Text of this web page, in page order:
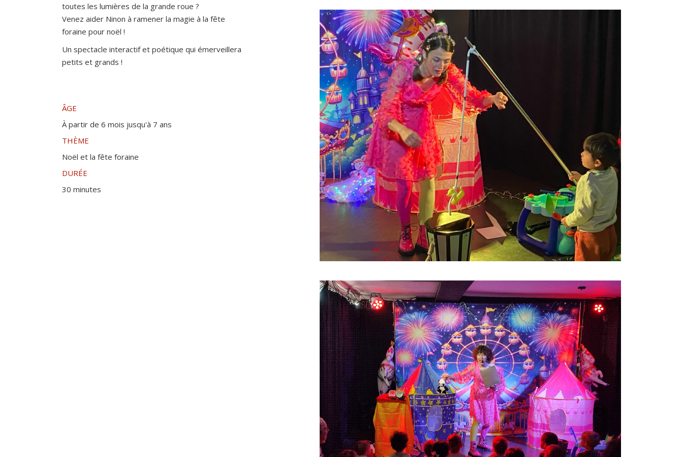
toutes les lumières de la grande roue ?
Venez aider Ninon à ramener la magie à la fête
foraine pour noël !
Un spectacle interactif et poétique qui émerveillera
petits et grands !
ÂGE
À partir de 6 mois jusqu'à 7 ans
THÈME
Noël et la fête foraine
DURÉE
30 minutes